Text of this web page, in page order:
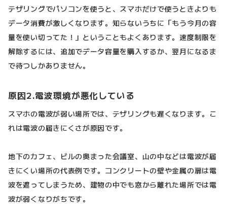
テザリングでパソコンを使うと、スマホだけで使うときよりも
データ消費が激しくなります。知らないうちに「もう今月の容
量を使い切ってた！」ということもよくあります。速度制限を
解除するには、追加でデータ容量を購入するか、翌月になるま
で待つしかありません。
原因2.電波環境が悪化している
スマホの電波が弱い場所では、テザリングも遅くなります。こ
れは電波の届きにくさが原因です。
地下のカフェ、ビルの奥まった会議室、山の中などは電波が届
きにくい場所の代表例です。コンクリートの壁や金属の扉は電
波を遮ってしまうため、建物の中でも窓から離れた場所では電
波が弱くなりがちです。